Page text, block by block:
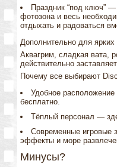
Праздник “под ключ”
фотозона и весь
отдыхать и радоваться
Дополнительно для ярких
Аквагрим, сладкая вата,
действительно
Почему все выбирают
Удобное
бесплатно.
Тёплый персонал —
Современные игровые
эффекты и море
Минусы?